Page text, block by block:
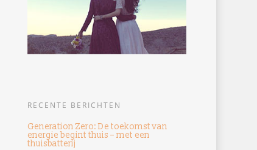
RECENTE BERICHTEN
Generation Zero: De toekomst van
energie begint thuis – met een
thuisbatterij